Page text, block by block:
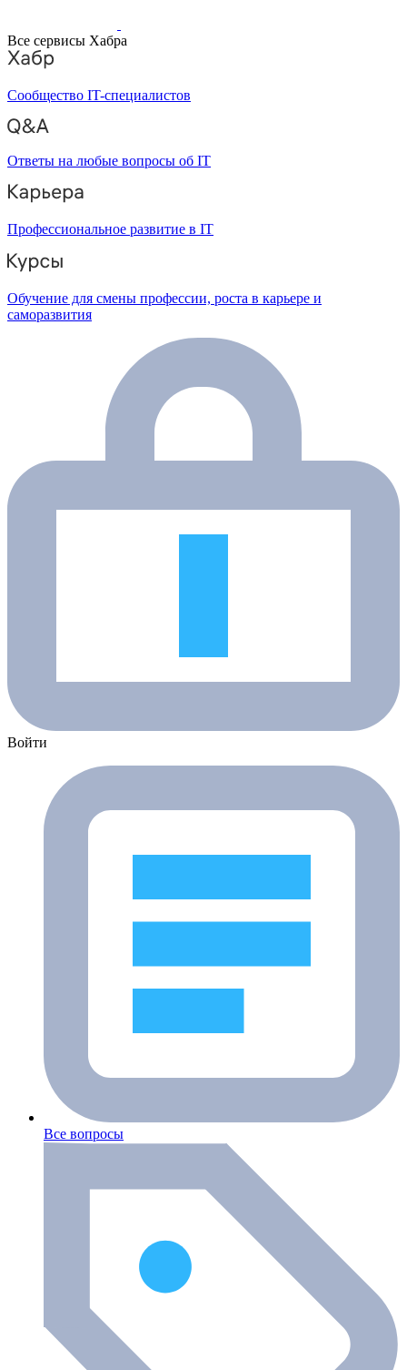
Все сервисы Хабра
Сообщество IT-специалистов
Ответы на любые вопросы об IT
Профессиональное развитие в IT
Обучение для смены профессии, роста в карьере и
саморазвития
Войти
Все вопросы